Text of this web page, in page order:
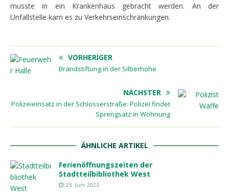
musste in ein Krankenhaus gebracht werden. An der
Unfallstelle kam es zu Verkehrseinschränkungen.
VORHERIGER
Brandstiftung in der Silberhöhe
NÄCHSTER
Polizeieinsatz in der Schlosserstraße: Polizei findet
Sprengsatz in Wohnung
ÄHNLICHE ARTIKEL
Ferienöffnungszeiten der
Stadtteilbibliothek West
23. Juni 2023